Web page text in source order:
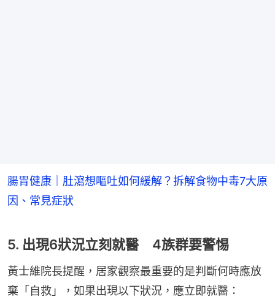
腸胃健康｜肚瀉想嘔吐如何緩解？拆解食物中毒7大原
因、常見症狀
5. 出現6狀況立刻就醫 4族群要警惕
黃士維院長提醒，居家觀察最重要的是判斷何時應放
棄「自救」，如果出現以下狀況，應立即就醫：